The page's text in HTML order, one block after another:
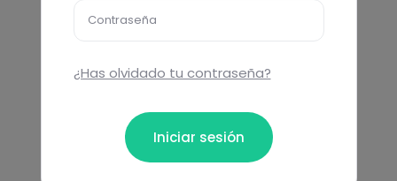
Contraseña
¿Has olvidado tu contraseña?
Iniciar sesión